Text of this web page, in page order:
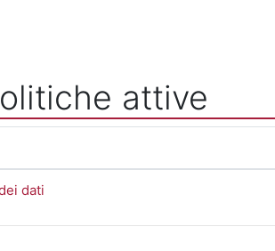
attive
dati